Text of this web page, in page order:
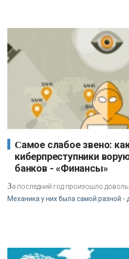
Самое слабое звено: как
киберпреступники
банков - «Финансы»
За последний год произошло
Механика у них была самой разной -